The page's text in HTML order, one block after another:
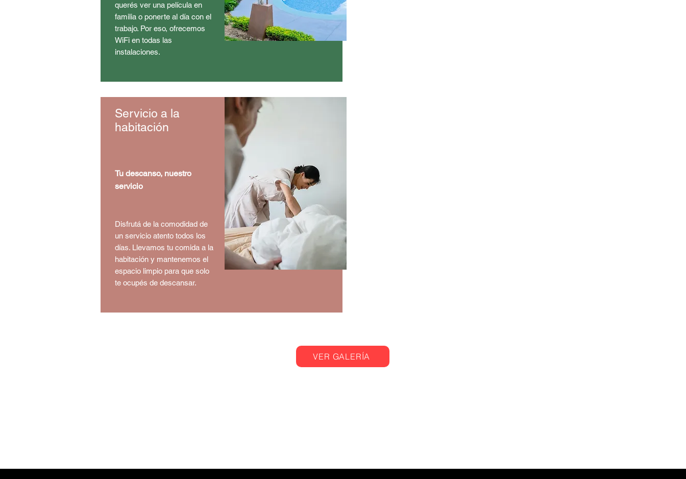
querés ver una película en
familia o ponerte al día con el
trabajo. Por eso, ofrecemos
WiFi en todas las
instalaciones.
Servicio a la
habitación
Tu descanso, nuestro
servicio
Disfrutá de la comodidad de
un servicio atento todos los
días. Llevamos tu comida a la
habitación y mantenemos el
espacio limpio para que solo
te ocupés de descansar.
VER GALERÍA